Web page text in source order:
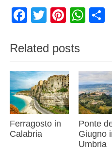
Facebook
Twitter
Related posts
Ferragosto in
Calabria
Ponte
Giugno
Umbria